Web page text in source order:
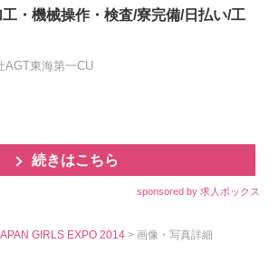
・機械操作・検査/寮完備/日払い/工
AGT東海第一CU
続きはこちら
sponsored by 求人ボックス
GIRLS EXPO 2014> 画像・写真詳細